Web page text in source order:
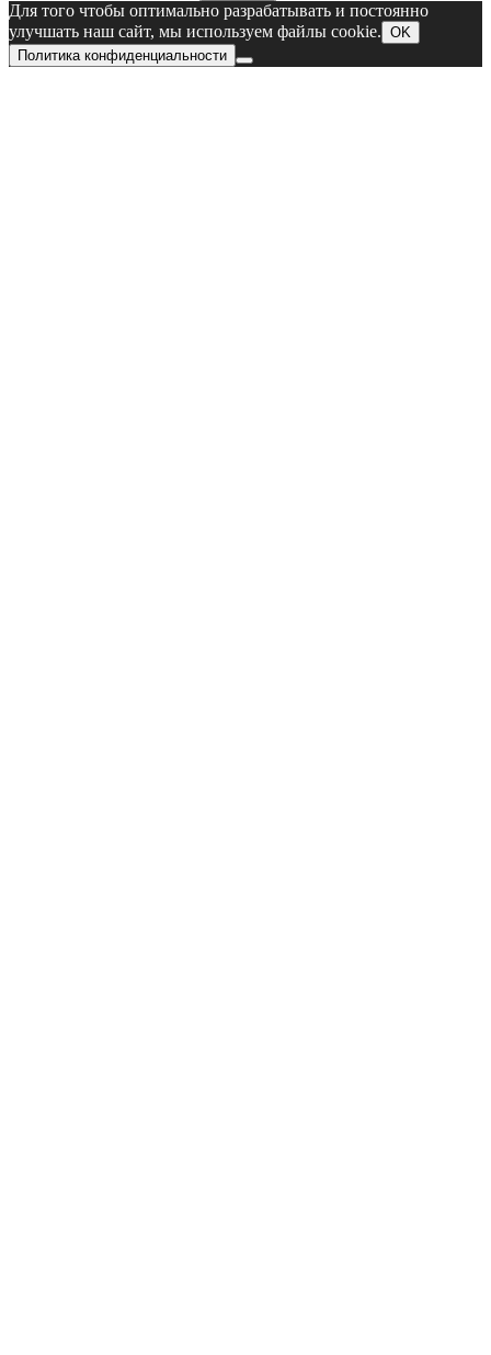
Для того чтобы оптимально разрабатывать и постоянно
улучшать наш сайт, мы используем файлы cookie. OK
Политика конфиденциальности